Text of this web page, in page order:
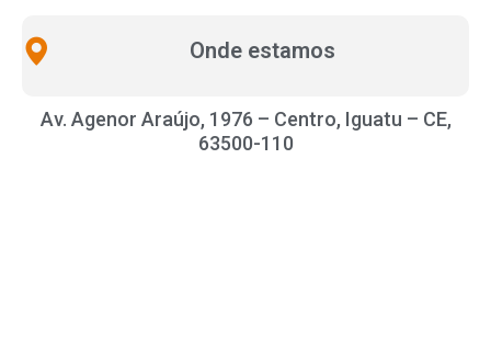
Onde estamos
Av. Agenor Araújo, 1976 – Centro, Iguatu – CE,
63500-110